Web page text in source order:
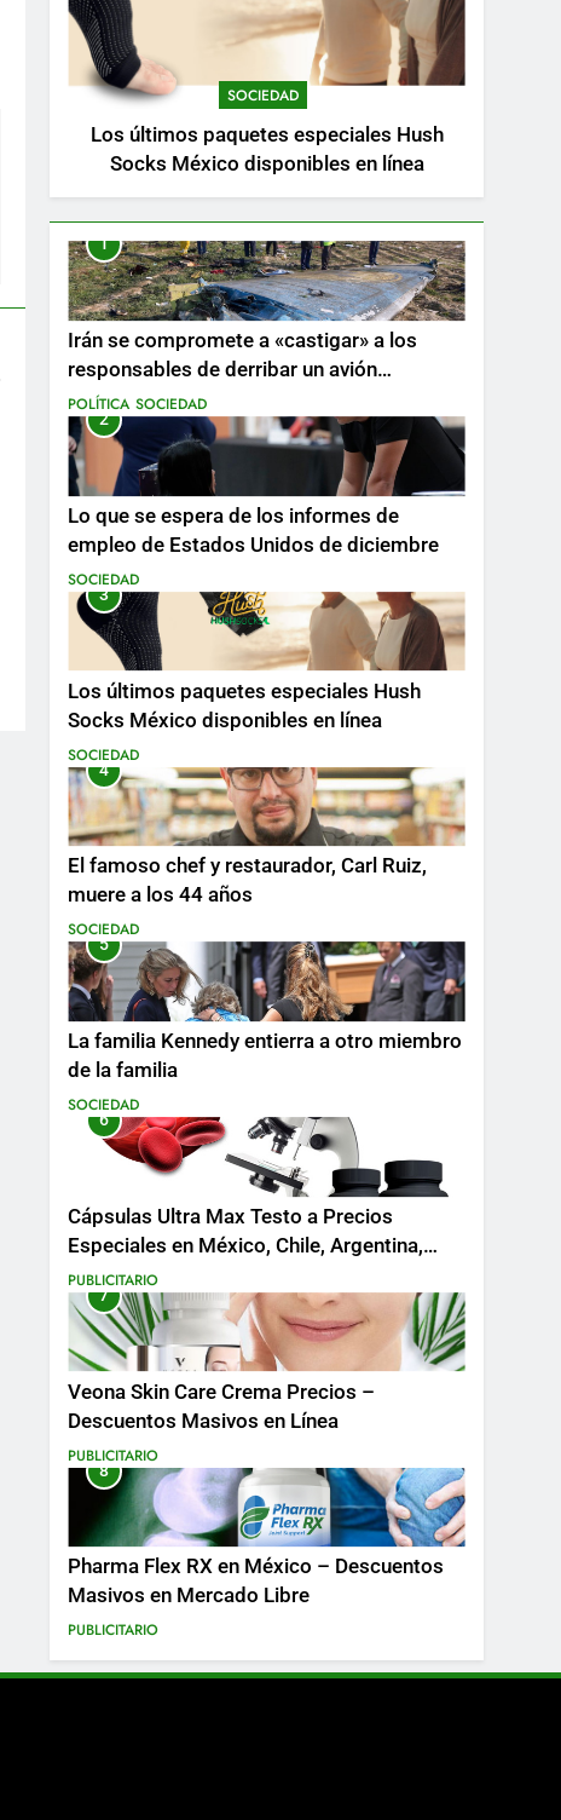
SOCIEDAD
Los últimos paquetes especiales Hush
Socks México disponibles en línea
1
Irán se compromete a «castigar» a los
responsables de derribar un avión
ucraniano mientras se realizan arrestos
POLÍTICA SOCIEDAD
2
Lo que se espera de los informes de
empleo de Estados Unidos de diciembre
SOCIEDAD
3
Los últimos paquetes especiales Hush
Socks México disponibles en línea
SOCIEDAD
4
El famoso chef y restaurador, Carl Ruiz,
muere a los 44 años
SOCIEDAD
5
La familia Kennedy entierra a otro miembro
de la familia
SOCIEDAD
6
Cápsulas Ultra Max Testo a Precios
Especiales en México, Chile, Argentina,
Colombia, Perú , Ecuador, Costa Rica y
Más
PUBLICITARIO
7
Veona Skin Care Crema Precios –
Descuentos Masivos en Línea
PUBLICITARIO
8
Pharma Flex RX en México – Descuentos
Masivos en Mercado Libre
PUBLICITARIO